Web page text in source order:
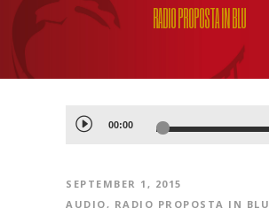
RADIO PROPOSTA IN BLU
Audio
Player
00:00
SEPTEMBER 1, 2015
AUDIO , RADIO PROPOSTA IN BLU